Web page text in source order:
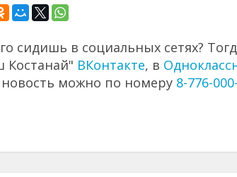
сидишь в социальных сетях?
Костанай" ВКонтакте, в
можно по номеру 8-776-